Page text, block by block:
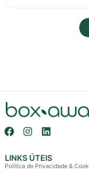
LINKS ÚTEIS
Política de Privacidade &